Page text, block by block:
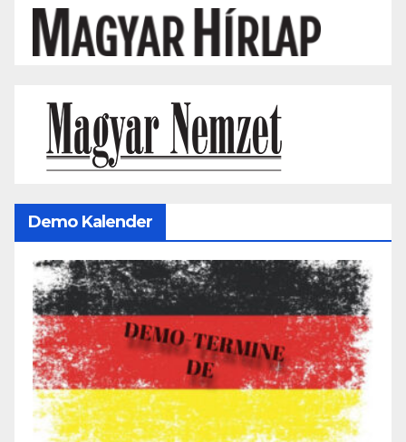
Demo Kalender